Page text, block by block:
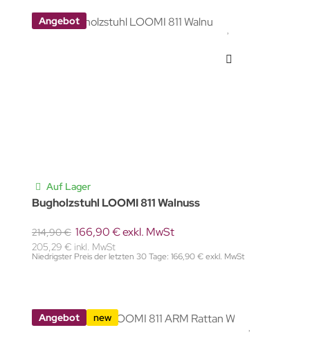
Angebot
Auf Lager
Bugholzstuhl LOOMI 811 Walnuss
214,90 € 166,90 € exkl. MwSt
205,29 € inkl. MwSt
Niedrigster Preis der letzten 30 Tage: 166,90 € exkl. MwSt
Angebot new